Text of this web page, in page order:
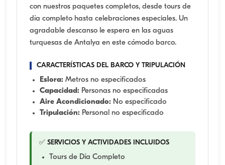
con nuestros paquetes completos, desde tours de
día completo hasta celebraciones especiales. Un
agradable descanso le espera en las aguas
turquesas de Antalya en este cómodo barco.
CARACTERÍSTICAS DEL BARCO Y TRIPULACIÓN
Eslora: Metros no especificados
Capacidad: Personas no especificadas
Aire Acondicionado: No especificado
Tripulación: Personal no especificado
✅ SERVICIOS Y ACTIVIDADES INCLUIDOS
Tours de Día Completo